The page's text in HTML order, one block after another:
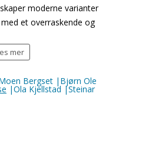
moderne varianter
et overraskende og
mer
Bergset |Bjørn Ole
|Ola Kjellstad |Steinar